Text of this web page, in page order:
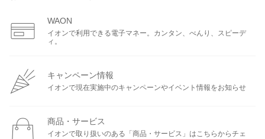
WAON
イオンで利用できる電子マネー。カンタン、べんり、スピーデ
ィ。
キャンペーン情報
イオンで現在実施中のキャンペーンやイベント情報をお知らせ
商品・サービス
イオンで取り扱いのある「商品・サービス」はこちらからチェ